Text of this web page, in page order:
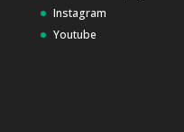
Instagram
Youtube